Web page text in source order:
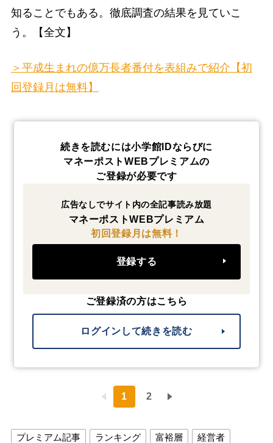
知ることでもある。徹底調査の結果を見ていこ
う。【全文】
＞平成生まれの億万長者番付を表組みで紹介【初
回登録月は無料】
続きを読むには小学館IDならびに
マネーポストWEBプレミアムの
ご登録が必要です
広告なしでサイト内の全記事読み放題
マネーポストWEBプレミアム
初回登録月は無料！
登録する
ご登録済の方はこちら
ログインして続きを読む
1 2
プレミアム記事 ランキング 富裕層
経営者